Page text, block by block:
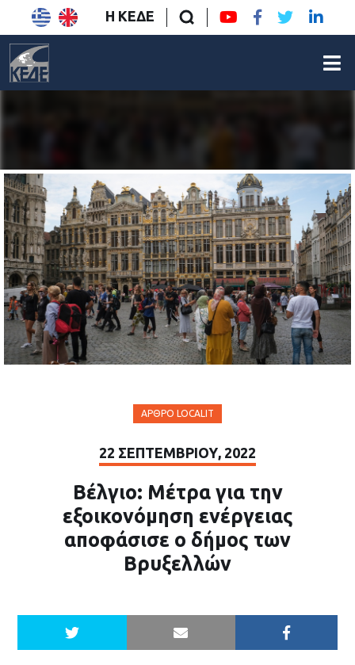
Η ΚΕΔΕ
ΆΡΘΡΟ LOCALIT
22 ΣΕΠΤΕΜΒΡΊΟΥ, 2022
Βέλγιο: Μέτρα για την
εξοικονόμηση ενέργειας
αποφάσισε ο δήμος των
Βρυξελλών